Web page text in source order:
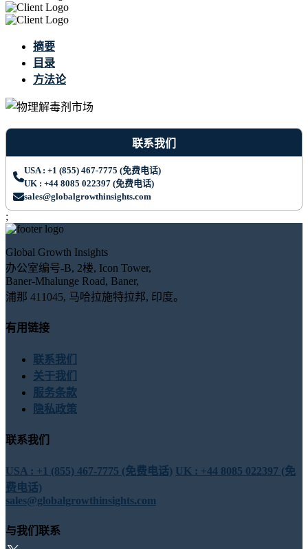
摘要
目录
方法论
联系我们
USA : +1 (855) 467-7775 (免费电话)
UK : +44 8085 022397 (免费电话)
sales@globalgrowthinsights.com
;
Global Growth Insights
办公室编号-B, 2楼, Icon Tower,
Baner-Mhalunge Road, Baner,
浦那 411045, 马哈拉施特拉邦, 印度。
有用链接
联系我们
关于我们
服务条款
隐私政策
联系我们
USA : +1 (855) 467-7775 (免费电话) UK : +44 8085 022397 (免
费电话)
sales@globalgrowthinsights.com
与我们联系